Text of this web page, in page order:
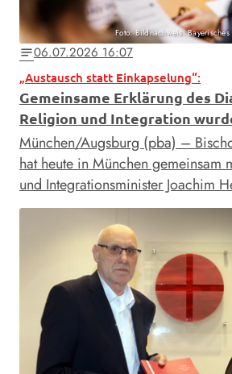
Foto: Bildnachweis:
notes06.07.2026 16:07
„Austausch statt Einkapselung“:
Gemeinsame Erklärung des
Religion und Integration
München/Augsburg (pba) –
hat heute in München gemeinsam
und Integrationsminister Joachim